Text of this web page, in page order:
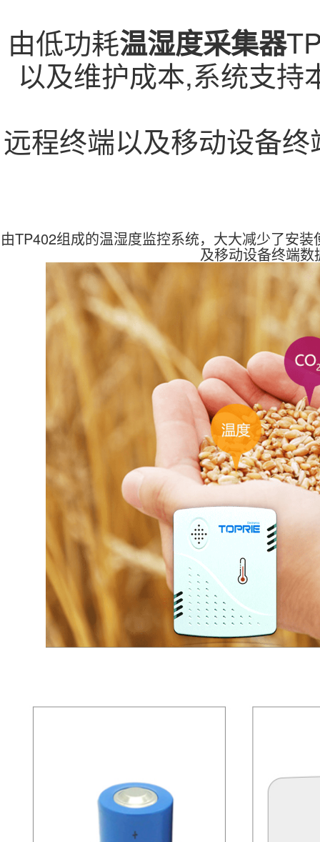
由低功耗温湿度采集器
以及维护成本,系统支
远程终端以及移动设备
由TP402组成的温湿度监控系统，大大减少了安
及移动设备终端